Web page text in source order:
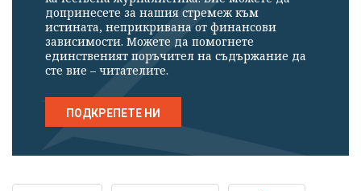
допринесете за нашия стремеж към
истината, неприкривана от финансови
зависимости. Можете да помогнете
единственият поръчител на съдържание да
сте вие – читателите.
ПОДКРЕПЕТЕ НИ